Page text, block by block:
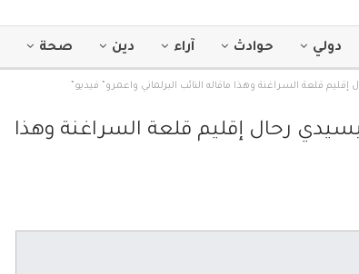
دولي حوادث آراء دين صحة
قلعة السراغنة وهذا ماقاله النائب البرلماني واعمرو” فيديو”
بسيدي رحال إقليم قلعة السراغنة وهذا